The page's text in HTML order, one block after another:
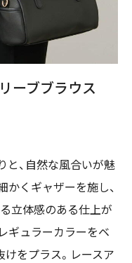
ーブブラウス
、自然な風合いが魅
かくギャザーを施し、
立体感のある仕上が
ギュラーカラーをベ
けをプラス。レースア